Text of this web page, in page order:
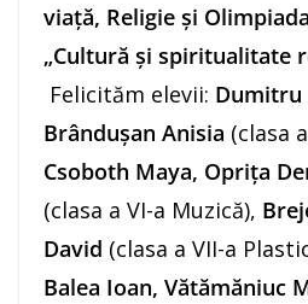
viață, Religie și
„Cultură și spiritualitate
Felicităm elevii: Dumitru
Brândușan Anisia (clasa
Csoboth Maya, Oprița
(clasa a VI-a Muzică),
David (clasa a VII-a
Balea Ioan, Vătămăniuc